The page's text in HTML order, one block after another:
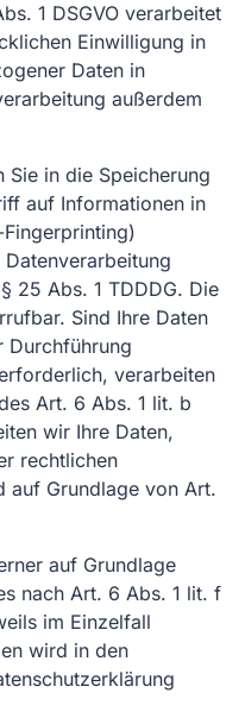
1 DSGVO verarbeitet
Einwilligung in
Daten in
außerdem
Sie in die Speicherung
auf Informationen in
25 Abs. 1 TDDDG. Die
Sind Ihre Daten
Durchführung
verarbeiten
Art. 6 Abs. 1 lit. b
wir Ihre Daten,
rechtlichen
auf Grundlage von Art.
auf Grundlage
nach Art. 6 Abs. 1 lit. f
im Einzelfall
wird in den